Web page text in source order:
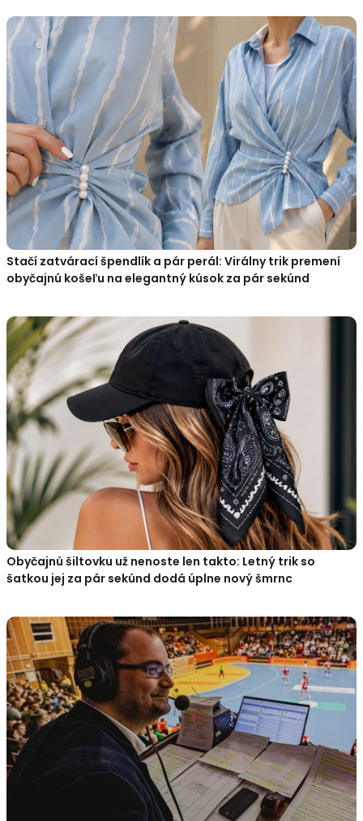
Stačí zatvárací špendlík a pár perál: Virálny trik premení
obyčajnú košeľu na elegantný kúsok za pár sekúnd
Obyčajnú šiltovku už nenoste len takto: Letný trik so
šatkou jej za pár sekúnd dodá úplne nový šmrnc